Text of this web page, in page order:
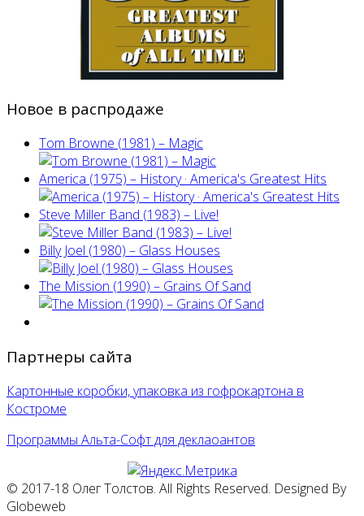
Новое в распродаже
Tom Browne (1981) – Magic
America (1975) ‎– History · America's Greatest Hits
Steve Miller Band ‎(1983) – Live!
Billy Joel (1980) ‎– Glass Houses
The Mission (1990) – Grains Of Sand
Партнеры сайта
Картонные коробки, упаковка из гофрокартона в
Костроме
Программы Альта-Софт для деклаоантов
© 2017-18 Олег Толстов. All Rights Reserved. Designed By
Globeweb